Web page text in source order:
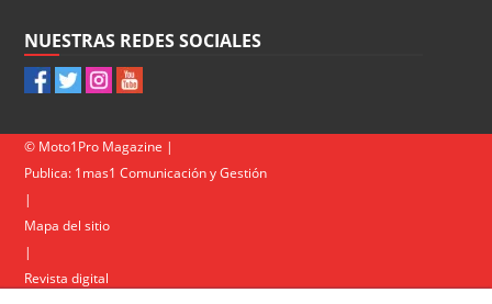
NUESTRAS REDES SOCIALES
© Moto1Pro Magazine |
Publica: 1mas1 Comunicación y Gestión
|
Mapa del sitio
|
Revista digital